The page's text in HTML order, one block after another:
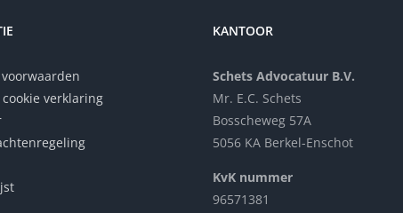
cookie verklaring
KANTOOR
Schets Advocatuur B.V.
Mr. E.C. Schets
Bosscheweg 57A
5056 KA Berkel-Enschot
KvK nummer
96571381